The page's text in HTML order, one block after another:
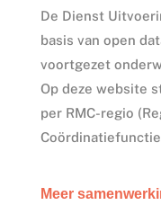
De Dienst
basis van open
voortgezet
Op deze website
per RMC-regio
Meer